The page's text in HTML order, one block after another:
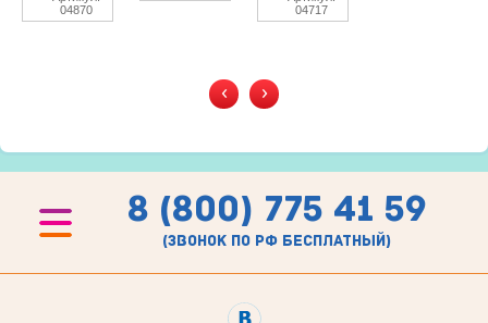
04870
04717
‹ ›
8 (800) 775 41 59
(звонок по рф бесплатный)